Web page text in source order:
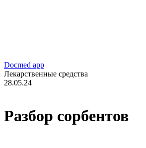
Docmed app
Лекарственные средства
28.05.24
Разбор сорбентов